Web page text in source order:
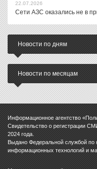
22.07.2026
Сети АЗС оказались не в
Новости по дням
Новости по месяцам
Информационное агентство
Свидетельство о регистрации
2024 года.
Выдано Федеральной службой по
информационных технологий и